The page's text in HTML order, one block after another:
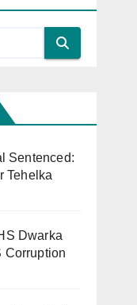
Sentenced:
Tehelka
Dwarka
Corruption